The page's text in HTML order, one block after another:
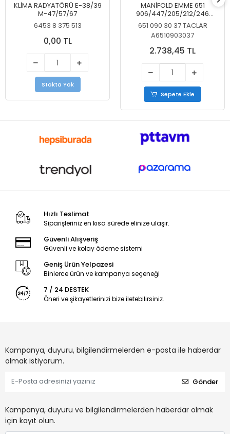
KLİMA RADYATÖRÜ E-38/39
M-47/57/67
6453 8 375 513
0,00 TL
Stokta Yok
MANİFOLD EMME 651
906/447/205/212/246
KELEBEKSİZ
651 090 30 37 TACLAR
A6510903037
2.738,45 TL
Sepete Ekle
Hızlı Teslimat
Siparişleriniz en kısa sürede elinize ulaşır.
Güvenli Alışveriş
Güvenli ve kolay ödeme sistemi
Geniş Ürün Yelpazesi
Binlerce ürün ve kampanya seçeneği
7 / 24 DESTEK
Öneri ve şikayetlerinizi bize iletebilirsiniz.
Kampanya, duyuru, bilgilendirmelerden e-posta ile haberdar
olmak istiyorum.
Gönder
Kampanya, duyuru ve bilgilendirmelerden haberdar olmak
için kayıt olun.